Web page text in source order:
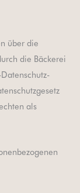
über die
die Bäckerei
als